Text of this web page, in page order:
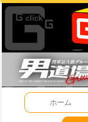
ホーム